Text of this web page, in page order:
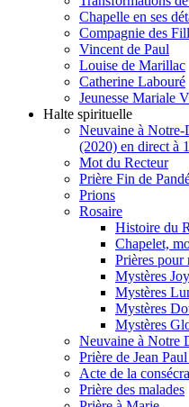
Chapelle en ses
Compagnie des
Vincent de Paul
Louise de Marillac
Catherine Labouré
Jeunesse Mariale
Halte spirituelle
Neuvaine à Notre-
(2020) en direct à
Mot du Recteur
Prière Fin de
Prions
Rosaire
Histoire du
Chapelet,
Prières pour
Mystères
Mystères
Mystères
Mystères
Neuvaine à Notre
Prière de Jean
Acte de la
Prière des malades